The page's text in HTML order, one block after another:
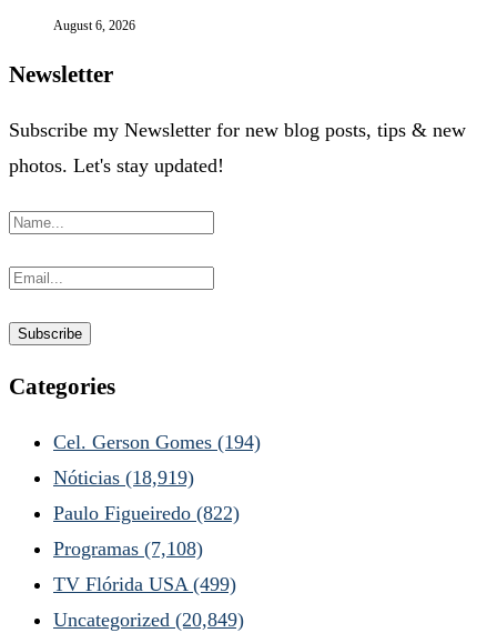
August 6, 2026
Newsletter
Subscribe my Newsletter for new blog posts, tips & new
photos. Let's stay updated!
Categories
Cel. Gerson Gomes (194)
Nóticias (18,919)
Paulo Figueiredo (822)
Programas (7,108)
TV Flórida USA (499)
Uncategorized (20,849)